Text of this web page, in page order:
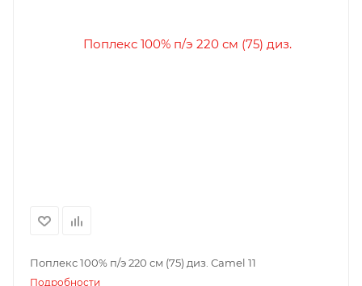
Поплекс 100% п/э 220 см (75) диз. Camel 11
Подробности